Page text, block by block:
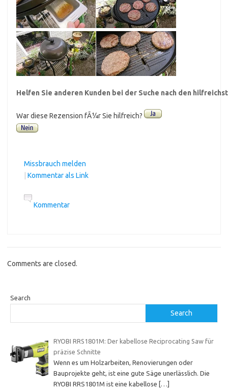
Helfen Sie anderen Kunden bei der Suche nach den
War diese Rezension fÃ¼r Sie hilfreich?
Missbrauch melden
Kommentar als Link
Kommentar
Comments are closed.
Search
Search
RYOBI RRS1801M: Der kabellose Reciprocating Saw für
präzise Schnitte
Wenn es um Holzarbeiten, Renovierungen oder
Bauprojekte geht, ist eine gute Säge unerlässlich. Die
RYOBI RRS1801M ist eine kabellose
[…]